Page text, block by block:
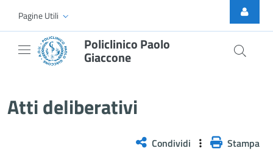
Skip to Main Content
Pagine Utili
Policlinico Paolo
Giaccone
Atti deliberativi
Condividi Stampa